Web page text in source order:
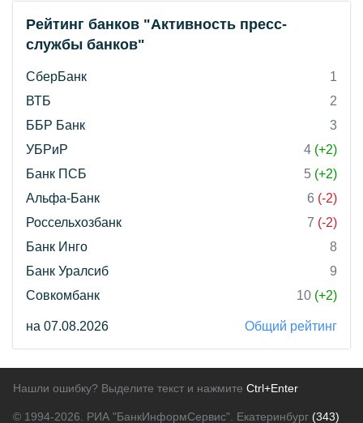
Рейтинг банков "Активность пресс-
службы банков"
СберБанк
1
ВТБ
2
ББР Банк
3
УБРиР
4 (+2)
Банк ПСБ
5 (+2)
Альфа-Банк
6 (-2)
Россельхозбанк
7 (-2)
Банк Инго
8
Банк Уралсиб
9
Совкомбанк
10 (+2)
на 07.08.2026 Общий рейтинг
Нашли ошибку? Выделите текст и нажмите Ctrl+Enter
© 1994-2026. РИА "БанкИнформСервис". Екатеринбург (343)